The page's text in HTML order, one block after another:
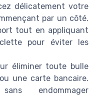
délicatement votre
par un côté.
tout en appliquant
pour éviter les
éliminer toute bulle
une carte bancaire.
endommager